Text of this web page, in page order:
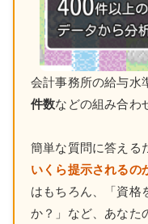
会計事務所の給与水
件数などの組み合わ
簡単な質問に答える
いくら提示されるの
はもちろん、「資格
か？」など、あなた